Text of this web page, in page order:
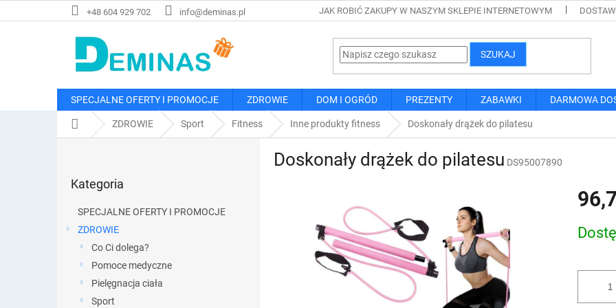
do
+48 604 929 702 info@deminas.pl JAK ROBIĆ ZAKUPY W NASZYM SKLEPIE INTERNETOWYM
SZUKAJ
SPECJALNE OFERTY I PROMOCJE ZDROWIE DOM I OGRÓD PREZENTY ZABAWKI DARMOWA
Home ZDROWIE Sport Fitness Inne produkty fitness Doskonały drążek do pilatesu
kategorie
Kategoria
SPECJALNE OFERTY I PROMOCJE
ZDROWIE
Co Ci dolega?
Pomoce medyczne
Pielęgnacja ciała
Sport
Doskonały drążek do pilatesu DS95007890